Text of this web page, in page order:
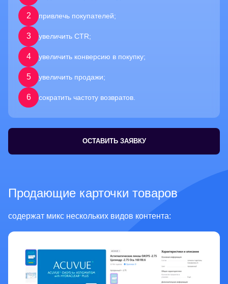
2 привлечь покупателей;
3 увеличить CTR;
4 увеличить конверсию в покупку;
5 увеличить продажи;
6 сократить частоту возвратов.
ОСТАВИТЬ ЗАЯВКУ
Продающие карточки товаров
содержат микс нескольких видов контента: